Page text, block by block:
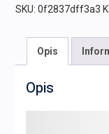
SKU: 0f2837dff3a3
Opis
Opis